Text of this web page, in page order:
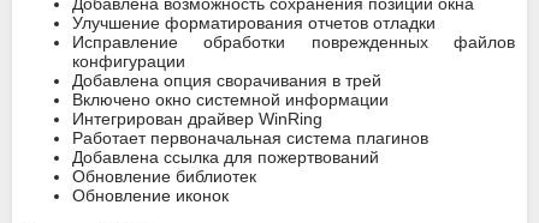
Улучшение форматирования отчетов отладки
Исправление обработки поврежденных файлов
конфигурации
Добавлена опция сворачивания в трей
Включено окно системной информации
Интегрирован драйвер WinRing
Работает первоначальная система плагинов
Добавлена ссылка для пожертвований
Обновление библиотек
Обновление иконок